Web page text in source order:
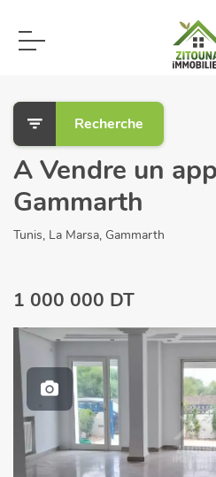
Recherche
A Vendre un
Gammarth
Tunis, La Marsa, Gammarth
1 000 000 DT